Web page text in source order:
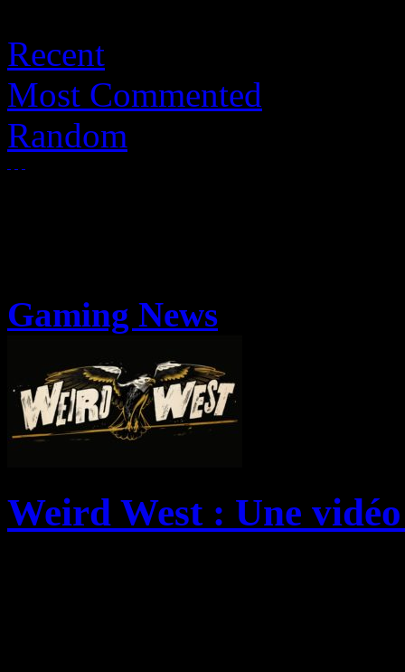
Recent
Most Commented
Random
Gaming News
Weird West : Une